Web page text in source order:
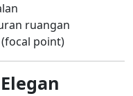
ruangan
point)